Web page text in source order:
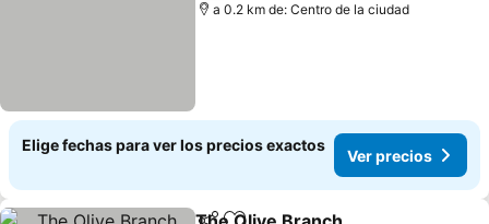
a 0.2 km de: Centro de la ciudad
Elige fechas para ver los precios exactos
Ver precios